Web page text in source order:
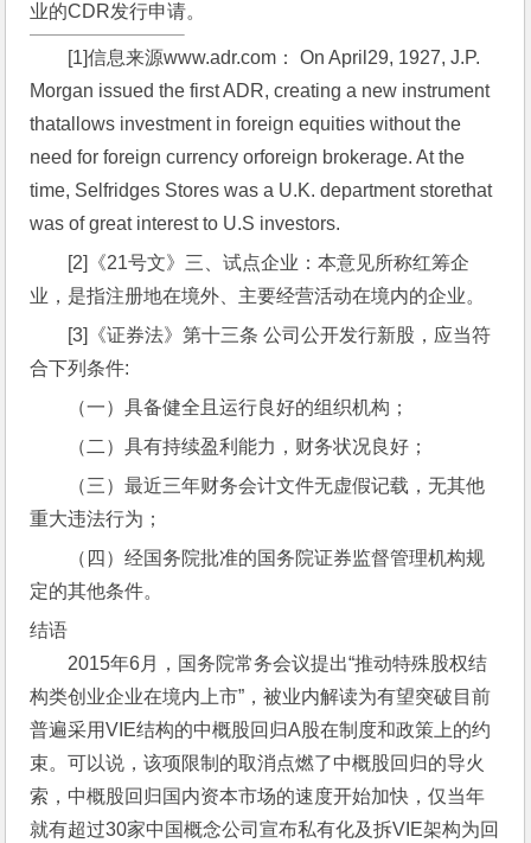
业的CDR发行申请。
[1]信息来源www.adr.com： On April29, 1927, J.P.
Morgan issued the first ADR, creating a new instrument
thatallows investment in foreign equities without the
need for foreign currency orforeign brokerage. At the
time, Selfridges Stores was a U.K. department storethat
was of great interest to U.S investors.
[2]《21号文》三、试点企业：本意见所称红筹企
业，是指注册地在境外、主要经营活动在境内的企业。
[3]《证券法》第十三条 公司公开发行新股，应当符
合下列条件:
（一）具备健全且运行良好的组织机构；
（二）具有持续盈利能力，财务状况良好；
（三）最近三年财务会计文件无虚假记载，无其他
重大违法行为；
（四）经国务院批准的国务院证券监督管理机构规
定的其他条件。
结语
2015年6月，国务院常务会议提出“推动特殊股权结
构类创业企业在境内上市”，被业内解读为有望突破目前
普遍采用VIE结构的中概股回归A股在制度和政策上的约
束。可以说，该项限制的取消点燃了中概股回归的导火
索，中概股回归国内资本市场的速度开始加快，仅当年
就有超过30家中国概念公司宣布私有化及拆VIE架构为回